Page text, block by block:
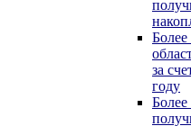
за
году